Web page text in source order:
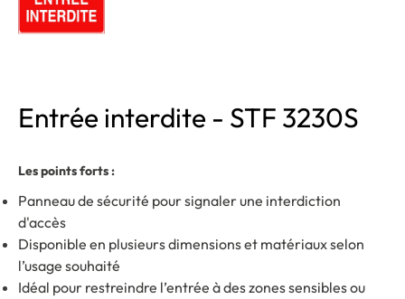
Entrée interdite - STF 3230S
Les points forts :
Panneau de sécurité pour signaler une interdiction
d'accès
Disponible en plusieurs dimensions et matériaux selon
l’usage souhaité
Idéal pour restreindre l’entrée à des zones sensibles ou